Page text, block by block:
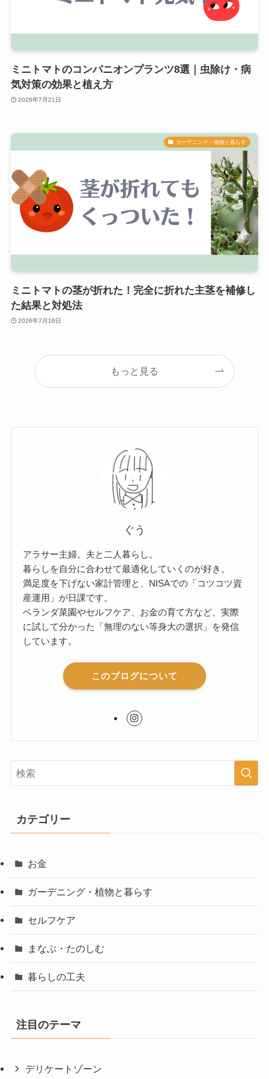
ミニトマトのコンパニオンプランツ8選｜虫除け・病
気対策の効果と植え方
2026年7月21日
ガーデニング・植物と暮らす
ミニトマトの茎が折れた！完全に折れた主茎を補修し
た結果と対処法
2026年7月16日
もっと見る
ぐう
アラサー主婦。夫と二人暮らし。
暮らしを自分に合わせて最適化していくのが好き。
満足度を下げない家計管理と、NISAでの「コツコツ資
産運用」が日課です。
ベランダ菜園やセルフケア、お金の育て方など、実際
に試して分かった「無理のない等身大の選択」を発信
しています。
このブログについて
カテゴリー
お金
ガーデニング・植物と暮らす
セルフケア
まなぶ・たのしむ
暮らしの工夫
注目のテーマ
デリケートゾーン